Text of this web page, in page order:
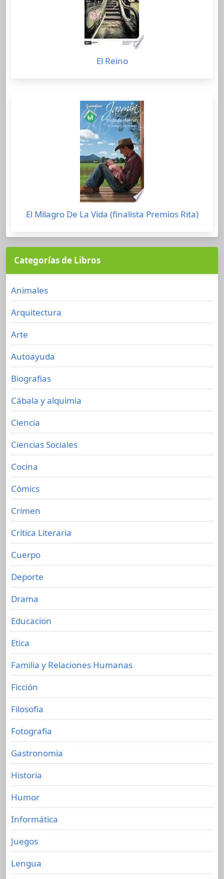
El Reino
El Milagro De La Vida (finalista Premios Rita)
Categorías de Libros
Animales
Arquitectura
Arte
Autoayuda
Biografias
Cábala y alquimia
Ciencia
Ciencias Sociales
Cocina
Cómics
Crimen
Crítica Literaria
Cuerpo
Deporte
Drama
Educacion
Etica
Familia y Relaciones Humanas
Ficción
Filosofia
Fotografia
Gastronomia
Historia
Humor
Informática
Juegos
Lengua